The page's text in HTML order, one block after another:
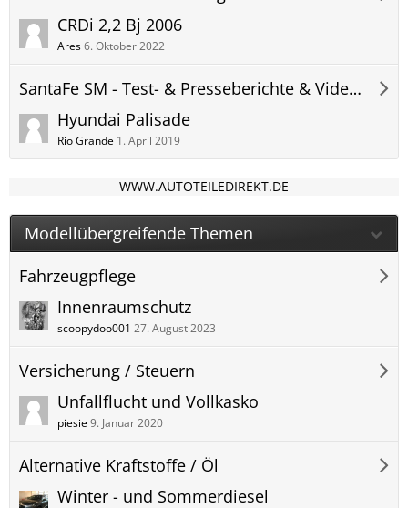
CRDi 2,2 Bj 2006
Ares6. Oktober 2022
SantaFe SM - Test- & Presseberichte & Videos
Hyundai Palisade
Rio Grande 1. April 2019
WWW.AUTOTEILEDIREKT.DE
Modellübergreifende Themen
Fahrzeugpflege
Innenraumschutz
scoopydoo001 27. August 2023
Versicherung / Steuern
Unfallflucht und Vollkasko
piesie9. Januar 2020
Alternative Kraftstoffe / Öl
Winter - und Sommerdiesel